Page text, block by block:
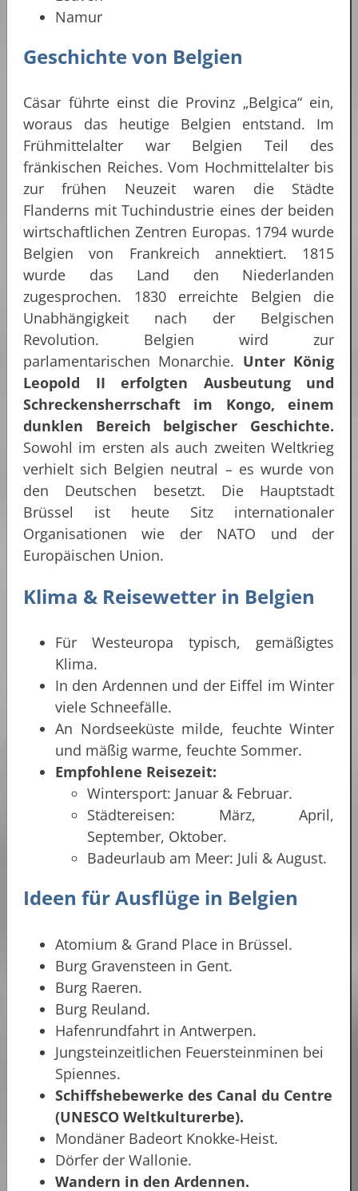
Namur
Geschichte von Belgien
Cäsar führte einst die Provinz „Belgica“ ein,
woraus das heutige Belgien entstand. Im
Frühmittelalter war Belgien Teil des
fränkischen Reiches. Vom Hochmittelalter bis
zur frühen Neuzeit waren die Städte
Flanderns mit Tuchindustrie eines der beiden
wirtschaftlichen Zentren Europas. 1794 wurde
Belgien von Frankreich annektiert. 1815
wurde das Land den Niederlanden
zugesprochen. 1830 erreichte Belgien die
Unabhängigkeit nach der Belgischen
Revolution. Belgien wird zur
parlamentarischen Monarchie. Unter König
Leopold II erfolgten Ausbeutung und
Schreckensherrschaft im Kongo, einem
dunklen Bereich belgischer Geschichte.
Sowohl im ersten als auch zweiten Weltkrieg
verhielt sich Belgien neutral – es wurde von
den Deutschen besetzt. Die Hauptstadt
Brüssel ist heute Sitz internationaler
Organisationen wie der NATO und der
Europäischen Union.
Klima & Reisewetter in Belgien
Für Westeuropa typisch, gemäßigtes
Klima.
In den Ardennen und der Eiffel im Winter
viele Schneefälle.
An Nordseeküste milde, feuchte Winter
und mäßig warme, feuchte Sommer.
Empfohlene Reisezeit:
Wintersport: Januar & Februar.
Städtereisen: März, April,
September, Oktober.
Badeurlaub am Meer: Juli & August.
Ideen für Ausflüge in Belgien
Atomium & Grand Place in Brüssel.
Burg Gravensteen in Gent.
Burg Raeren.
Burg Reuland.
Hafenrundfahrt in Antwerpen.
Jungsteinzeitlichen Feuersteinminen bei
Spiennes.
Schiffshebewerke des Canal du Centre
(UNESCO Weltkulturerbe).
Mondäner Badeort Knokke-Heist.
Dörfer der Wallonie.
Wandern in den Ardennen.